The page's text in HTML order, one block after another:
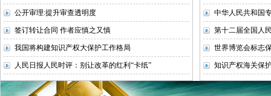
公开审理:提升审查透明度
签订转让合同 作者应慎之又慎
我国将构建知识产权大保护工作格局
人民日报人民时评：别让改革的红利“卡纸”
中华人民共和国
第十二届全国人
世界博览会标志
知识产权海关保